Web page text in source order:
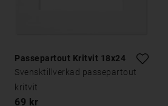
Passepartout Kritvit 18x24
Svensktillverkad passepartout
kritvit
69 kr